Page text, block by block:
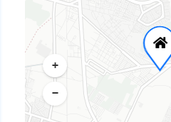
+
−